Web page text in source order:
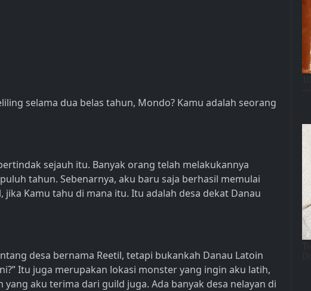
selama dua belas tahun, Mondo? Kamu adalah seorang
sejauh itu. Banyak orang telah melakukannya
tahun. Sebenarnya, aku baru saja berhasil memulai
jika Kamu tahu di mana itu. Itu adalah desa dekat Danau
desa bernama Reetil, tetapi bukankah Danau Latoin
Itu juga merupakan lokasi monster yang ingin aku latih,
aku terima dari guild juga. Ada banyak desa nelayan di